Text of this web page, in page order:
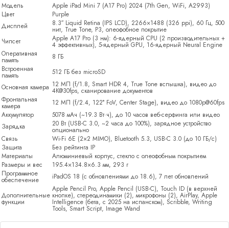
Модель
Apple iPad Mini 7 (A17 Pro) 2024 (7th Gen, WiFi, A2993)
Цвет
Purple
Дисплей
8.3″ Liquid Retina (IPS LCD), 2266×1488 (326 ppi), 60 Гц, 500
нит, True Tone, P3, олеофобное покрытие
Чипсет
Apple A17 Pro (3 нм): 6-ядерный CPU (2 производительных +
4 эффективных), 5-ядерный GPU, 16-ядерный Neural Engine
Оперативная
память
8 ГБ
Встроенная
память
512 ГБ без microSD
Основная камера 12 МП (f/1.8, Smart HDR 4, True Tone вспышка), видео до
4K@30fps, сканирование документов
Фронтальная
камера
12 МП (f/2.4, 122° FoV, Center Stage), видео до 1080p@60fps
Аккумулятор
5078 мАч (~19.3 Вт·ч), до 10 часов веб-серфинга или видео
Зарядка
20 Вт (USB-C 3.0, ~2 часа до 100%), зарядное устройство
опционально
Связь
Wi-Fi 6E (2×2 MIMO), Bluetooth 5.3, USB-C 3.0 (до 10 ГБ/с)
Защита
Без рейтинга IP
Материалы
Алюминиевый корпус, стекло с олеофобным покрытием
Размеры и вес
195.4×134.8×6.3 мм, 293 г
Программное
обеспечение iPadOS 18 (с обновлениями до 18.6), 7 лет обновлений
Дополнительные
функции
Apple Pencil Pro, Apple Pencil (USB-C), Touch ID (в верхней
кнопке), стереодинамики (2), микрофоны (2), AirPlay, Apple
Intelligence (бета, с 2025 на испанском), Scribble, Writing
Tools, Smart Script, Image Wand